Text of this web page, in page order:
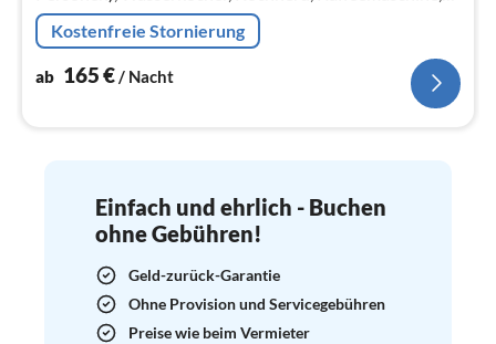
Kombi-Mikrowelle, Spülmaschine,
Kühl-/Gefrierkombination, Heizung(Fußbodenheizu...
Kostenfreie Stornierung
ab 165€/ Nacht
Einfach und ehrlich - Buchen
ohne Gebühren!
Geld-zurück-Garantie
Ohne Provision und Servicegebühren
Preise wie beim Vermieter